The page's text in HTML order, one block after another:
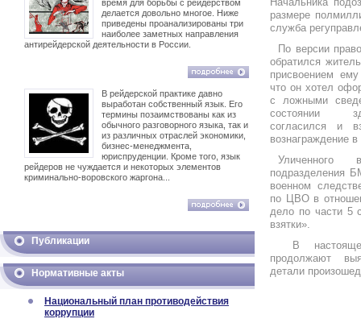
время для борьбы с рейдерством
делается довольно многое. Ниже
приведены проанализированы три
наиболее заметных направления
антирейдерской деятельности в России.
В рейдерской практике давно
выработан собственный язык. Его
термины позаимствованы как из
обычного разговорного языка, так и
из различных отраслей экономики,
бизнес-менеджмента,
юриспруденции. Кроме того, язык
рейдеров не чуждается и некоторых элементов
криминально-воровского жаргона...
Публикации
Нормативные акты
Национальный план противодействия
коррупции
размере
служба
По версии
обратился
присвоением
что он хотел
с ложными
состоянии
согласился и
вознаграждение
Уличенного
подразделения
военном
по ЦВО в
дело по части 5
взятки».
В
продолжают
детали